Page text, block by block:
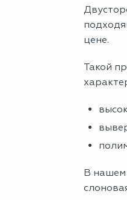
цене.
Такой
В нашем